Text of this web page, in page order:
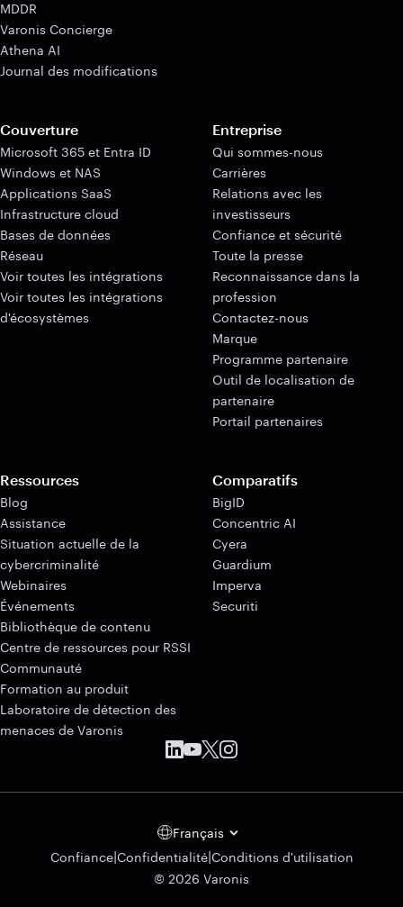
MDDR
Varonis Concierge
Athena AI
Journal des modifications
Couverture
Microsoft 365 et Entra ID
Windows et NAS
Applications SaaS
Infrastructure cloud
Bases de données
Réseau
Voir toutes les intégrations
Voir toutes les intégrations
d'écosystèmes
Entreprise
Qui sommes-nous
Carrières
Relations avec les
investisseurs
Confiance et sécurité
Toute la presse
Reconnaissance dans la
profession
Contactez-nous
Marque
Programme partenaire
Outil de localisation de
partenaire
Portail partenaires
Ressources
Blog
Assistance
Situation actuelle de la
cybercriminalité
Webinaires
Événements
Bibliothèque de contenu
Centre de ressources pour RSSI
Communauté
Formation au produit
Laboratoire de détection des
menaces de Varonis
Comparatifs
BigID
Concentric AI
Cyera
Guardium
Imperva
Securiti
Français
Confiance|Confidentialité|Conditions d'utilisation
© 2026 Varonis